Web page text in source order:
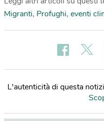
Migranti, Profughi, eventi
L'autenticità di questa